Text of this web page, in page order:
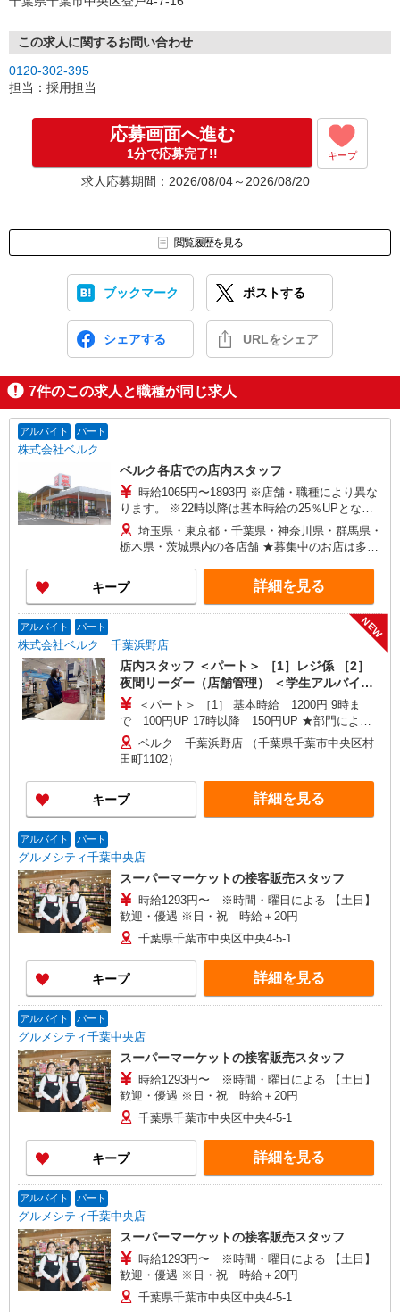
担当よりご案内をさせていただきます。
応募 ⇒ 条件確認 ⇒ 面接 ⇒ 合否
※選考状況により、書類選考など一部選考フローを変更する場合が
ございます。
がございます。予めご了承ください。
この求人に関するお問い合わせ
0120-302-395
担当：採用担当
応募画面へ進む
1分で応募完了!! キープ
求人応募期間：2026/08/04～2026/08/20
閲覧履歴を見る
ブックマーク ポストする
シェアする URLをシェア
7件のこの求人と職種が同じ求人
アルバイト パート
株式会社ベルク
ベルク各店での店内スタッフ
時給1065円〜1893円 ※店舗・職種により異な
ります。 ※22時以降は基本時給の25％UPとなり
ます。 ＜パートのみ＞ ★朝9時までは基本時給＋
100円、17時以降は基本時給＋150円となります。
★日・祝日は全時間帯で時給＋100円となります。
★店舗により鮮魚手当・レジ手当があります。
埼玉県・東京都・千葉県・神奈川県・群馬県・
栃木県・茨城県内の各店舗 ★募集中のお店は多数
もございます。 ＜埼玉県＞ さいたま市、川口市、
戸田市、新座市、 八潮市、越谷市、所沢市、富士
見市、三芳町、ふじみ野市、狭山市、川越市、入
間市、飯能市、春日部市、 蓮田市、幸手市、久喜
市、上尾市、北本市、坂戸市、鶴ヶ島市、毛呂山
町、東松山市、鴻巣市、行田市、 羽生市、加須
市、熊谷市、深谷市、本庄市、上里町、秩父市、
三郷市、寄居町、和光市、白岡市 ＜東京都＞ 江戸
川区、足立区、町田市、八王子市、青梅市、東大
和市、葛飾区、練馬区 ＜神奈川県＞ 横浜市鶴見
区、横浜市都筑区、座間市、伊勢原市、相模原市
中央区、秦野市、厚木市 ＜千葉県＞ 市川市、松戸
市、千葉市中央区、鎌ケ谷市、印西市、佐倉市、
白井市、船橋市、我孫子市、浦安市、富里市 ＜群
馬県＞ 高崎市、前橋市、藤岡市、伊勢崎市、太田
キープ 詳細を見る
アルバイト パート
株式会社ベルク 千葉浜野店
NEW
店内スタッフ ＜パート＞ ［1］レジ係 ［2］
夜間リーダー（店舗管理） ＜学生アルバイト
＞ レジ係（高校生不可）
＜パート＞ ［1］ 基本時給 1200円 9時ま
で 100円UP 17時以降 150円UP ★部門により
別途手当がつく場合あり ［2］ 9時〜17時 基本
時給1495円 17時〜22時 時給1645円（一律夜間
手当含む） ＜学生アルバイト＞ 17時まで 基本
時給1200円 17時以降 時給1250円（一律夜間手
当含む） ※22時以降は18歳以上（高校生不可）
※22時以降 基本時給より25％UP ★評価制度で
UP！ 上記時間帯は募集時間ではありません。募
集時間は勤務時間・曜日欄でご確認ください。
ベルク 千葉浜野店 （千葉県千葉市中央区村
田町1102）
キープ 詳細を見る
アルバイト パート
グルメシティ千葉中央店
スーパーマーケットの接客販売スタッフ
時給1293円〜 ※時間・曜日による 【土日】
歓迎・優遇 ※日・祝 時給＋20円
千葉県千葉市中央区中央4-5-1
キープ 詳細を見る
アルバイト パート
グルメシティ千葉中央店
スーパーマーケットの接客販売スタッフ
時給1293円〜 ※時間・曜日による 【土日】
歓迎・優遇 ※日・祝 時給＋20円
千葉県千葉市中央区中央4-5-1
キープ 詳細を見る
アルバイト パート
グルメシティ千葉中央店
スーパーマーケットの接客販売スタッフ
時給1293円〜 ※時間・曜日による 【土日】
歓迎・優遇 ※日・祝 時給＋20円
千葉県千葉市中央区中央4-5-1